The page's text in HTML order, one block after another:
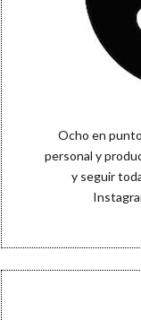
Ocho en
personal y
y seguir